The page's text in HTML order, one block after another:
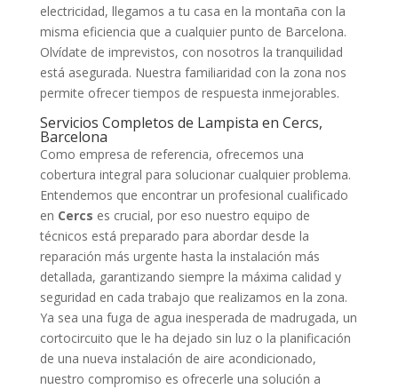
electricidad, llegamos a tu casa en la montaña con la
misma eficiencia que a cualquier punto de Barcelona.
Olvídate de imprevistos, con nosotros la tranquilidad
está asegurada. Nuestra familiaridad con la zona nos
permite ofrecer tiempos de respuesta inmejorables.
Servicios Completos de Lampista en Cercs,
Barcelona
Como empresa de referencia, ofrecemos una
cobertura integral para solucionar cualquier problema.
Entendemos que encontrar un profesional cualificado
en Cercs es crucial, por eso nuestro equipo de
técnicos está preparado para abordar desde la
reparación más urgente hasta la instalación más
detallada, garantizando siempre la máxima calidad y
seguridad en cada trabajo que realizamos en la zona.
Ya sea una fuga de agua inesperada de madrugada, un
cortocircuito que le ha dejado sin luz o la planificación
de una nueva instalación de aire acondicionado,
nuestro compromiso es ofrecerle una solución a